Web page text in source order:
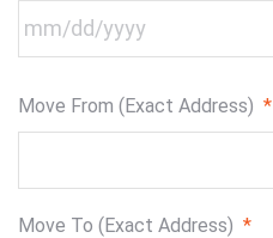
slash
slash
YYYY
Move From (Exact Address) *
Move To (Exact Address) *